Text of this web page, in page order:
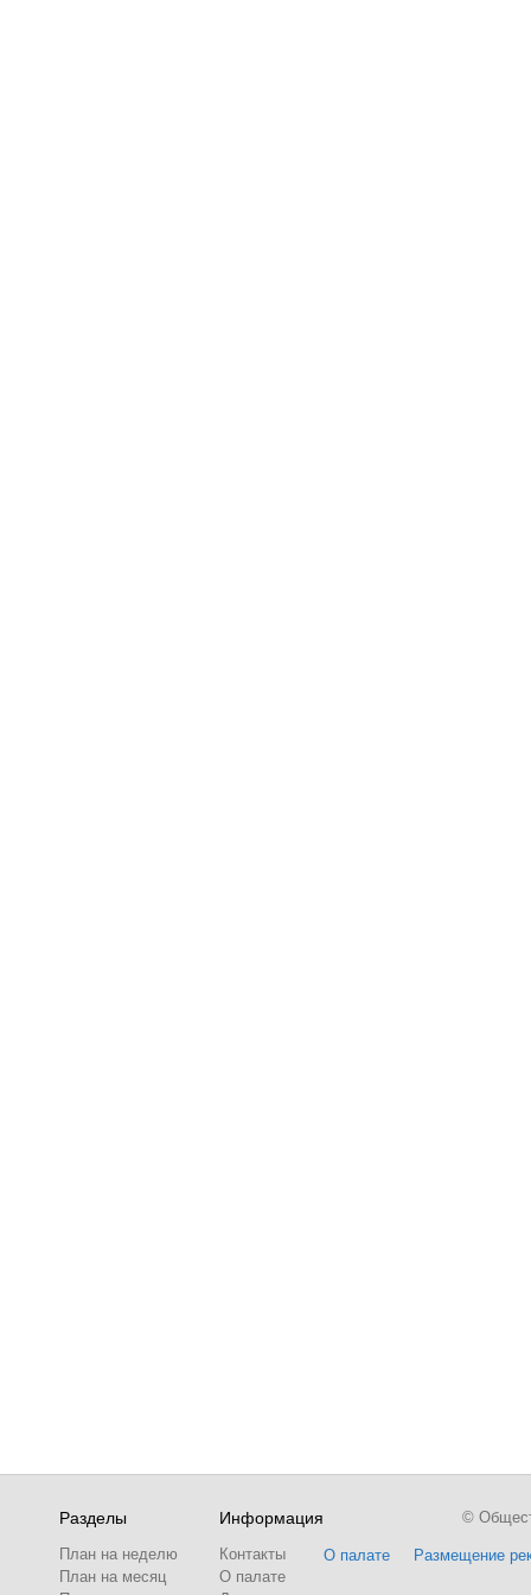
Разделы
План на неделю
План на месяц
Информация
Контакты
О палате
О палате Размещение
©